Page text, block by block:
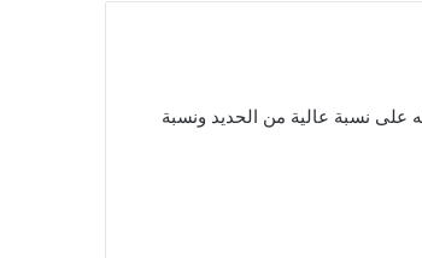
على نسبة عالية من الحديد ونسبة